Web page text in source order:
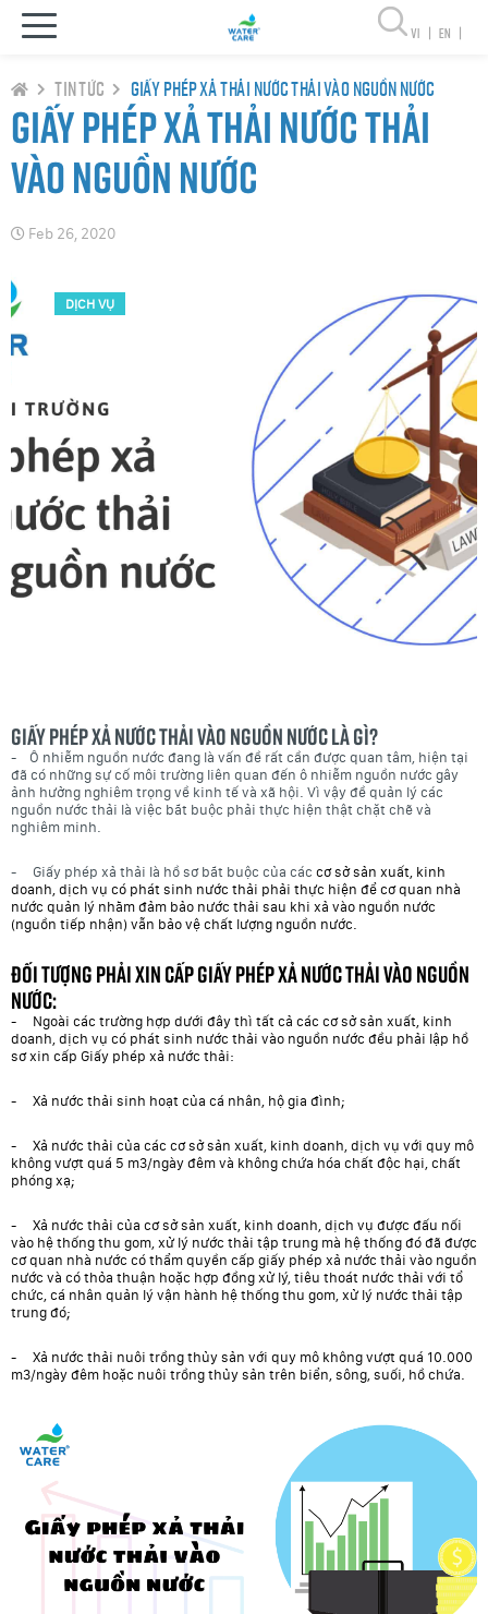
vi | en |
Tin tức Giấy phép xả thải nước thải vào nguồn nước
Giấy phép xả thải nước thải
vào nguồn nước
Feb 26, 2020
DỊCH VỤ
Giấy phép xả nước thải vào nguồn nước là gì?
- Ô nhiễm nguồn nước đang là vấn đề rất cần được quan tâm, hiện tại
đã có những sự cố môi trường liên quan đến ô nhiễm nguồn nước gây
ảnh hưởng nghiêm trọng về kinh tế và xã hội. Vì vậy đề quản lý các
nguồn nước thải là việc bắt buộc phải thực hiện thật chặt chẽ và
nghiêm minh.
- Giấy phép xả thải là hồ sơ bắt buộc của các cơ sở sản xuất, kinh
doanh, dịch vụ có phát sinh nước thải phải thực hiện để cơ quan nhà
nước quản lý nhằm đảm bảo nước thải sau khi xả vào nguồn nước
(nguồn tiếp nhận) vẫn bảo vệ chất lượng nguồn nước.
Đối tượng phải xin cấp Giấy phép xả nước thải vào nguồn
nước:
- Ngoài các trường hợp dưới đây thì tất cả các cơ sở sản xuất, kinh
doanh, dịch vụ có phát sinh nước thải vào nguồn nước đều phải lập hồ
sơ xin cấp Giấy phép xả nước thải:
- Xả nước thải sinh hoạt của cá nhân, hộ gia đình;
- Xả nước thải của các cơ sở sản xuất, kinh doanh, dịch vụ với quy mô
không vượt quá 5 m3/ngày đêm và không chứa hóa chất độc hại, chất
phóng xạ;
- Xả nước thải của cơ sở sản xuất, kinh doanh, dịch vụ được đấu nối
vào hệ thống thu gom, xử lý nước thải tập trung mà hệ thống đó đã được
cơ quan nhà nước có thẩm quyền cấp giấy phép xả nước thải vào nguồn
nước và có thỏa thuận hoặc hợp đồng xử lý, tiêu thoát nước thải với tổ
chức, cá nhân quản lý vận hành hệ thống thu gom, xử lý nước thải tập
trung đó;
- Xả nước thải nuôi trồng thủy sản với quy mô không vượt quá 10.000
m3/ngày đêm hoặc nuôi trồng thủy sản trên biển, sông, suối, hồ chứa.